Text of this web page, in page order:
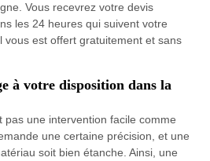
Vous recevrez votre devis
les 24 heures qui suivent votre
vous est offert gratuitement et sans
à votre disposition dans la
pas une intervention facile comme
une certaine précision, et une
soit bien étanche. Ainsi, une